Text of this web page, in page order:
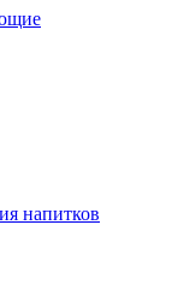
напитков